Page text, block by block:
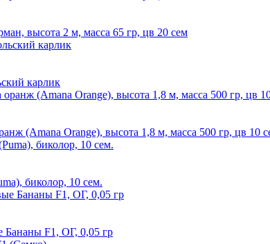
высота 2 м, масса 65 гр, цв 20 сем
карлик
(Amana Orange), высота 1,8 м, масса 500 гр, цв 10
биколор, 10 сем.
F1, ОГ, 0,05 гр